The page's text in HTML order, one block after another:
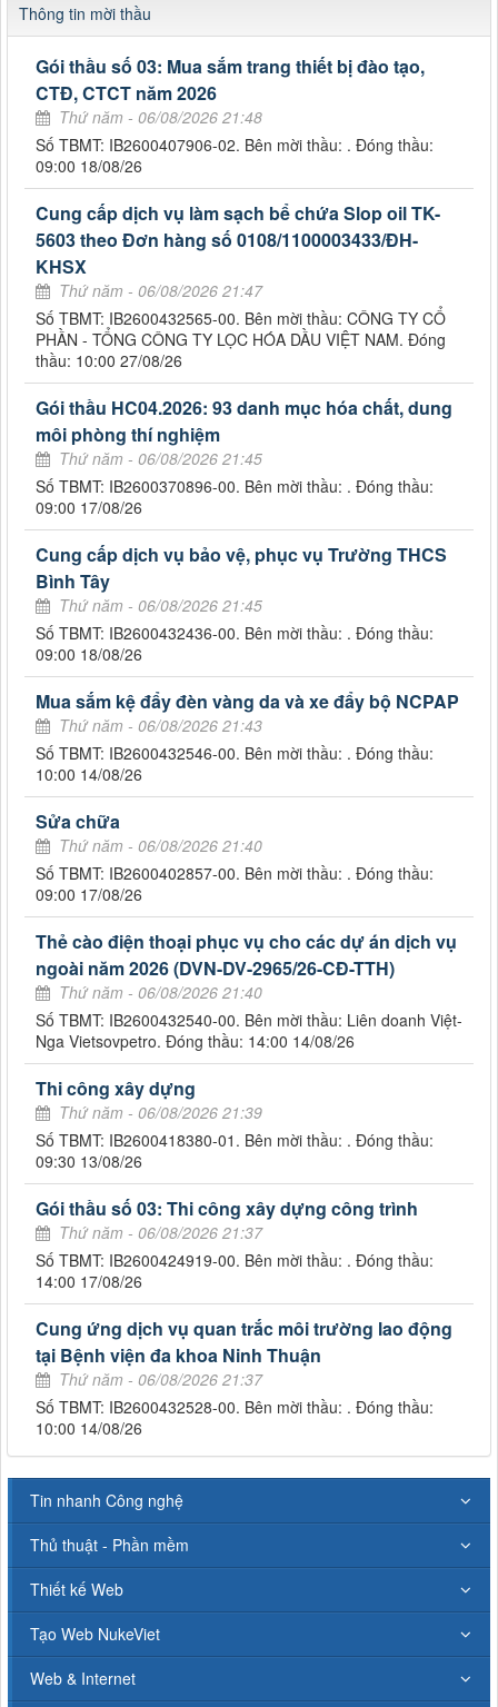
Thông tin mời thầu
Gói thầu số 03: Mua sắm trang thiết bị đào tạo,
CTĐ, CTCT năm 2026
Thứ năm - 06/08/2026 21:48
Số TBMT: IB2600407906-02. Bên mời thầu: . Đóng thầu:
09:00 18/08/26
Cung cấp dịch vụ làm sạch bể chứa Slop oil TK-
5603 theo Đơn hàng số 0108/1100003433/ĐH-
KHSX
Thứ năm - 06/08/2026 21:47
Số TBMT: IB2600432565-00. Bên mời thầu: CÔNG TY CỔ
PHẦN - TỔNG CÔNG TY LỌC HÓA DẦU VIỆT NAM. Đóng
thầu: 10:00 27/08/26
Gói thầu HC04.2026: 93 danh mục hóa chất, dung
môi phòng thí nghiệm
Thứ năm - 06/08/2026 21:45
Số TBMT: IB2600370896-00. Bên mời thầu: . Đóng thầu:
09:00 17/08/26
Cung cấp dịch vụ bảo vệ, phục vụ Trường THCS
Bình Tây
Thứ năm - 06/08/2026 21:45
Số TBMT: IB2600432436-00. Bên mời thầu: . Đóng thầu:
09:00 18/08/26
Mua sắm kệ đẩy đèn vàng da và xe đẩy bộ NCPAP
Thứ năm - 06/08/2026 21:43
Số TBMT: IB2600432546-00. Bên mời thầu: . Đóng thầu:
10:00 14/08/26
Sửa chữa
Thứ năm - 06/08/2026 21:40
Số TBMT: IB2600402857-00. Bên mời thầu: . Đóng thầu:
09:00 17/08/26
Thẻ cào điện thoại phục vụ cho các dự án dịch vụ
ngoài năm 2026 (DVN-DV-2965/26-CĐ-TTH)
Thứ năm - 06/08/2026 21:40
Số TBMT: IB2600432540-00. Bên mời thầu: Liên doanh Việt-
Nga Vietsovpetro. Đóng thầu: 14:00 14/08/26
Thi công xây dựng
Thứ năm - 06/08/2026 21:39
Số TBMT: IB2600418380-01. Bên mời thầu: . Đóng thầu:
09:30 13/08/26
Gói thầu số 03: Thi công xây dựng công trình
Thứ năm - 06/08/2026 21:37
Số TBMT: IB2600424919-00. Bên mời thầu: . Đóng thầu:
14:00 17/08/26
Cung ứng dịch vụ quan trắc môi trường lao động
tại Bệnh viện đa khoa Ninh Thuận
Thứ năm - 06/08/2026 21:37
Số TBMT: IB2600432528-00. Bên mời thầu: . Đóng thầu:
10:00 14/08/26
Tin nhanh Công nghệ
Thủ thuật - Phần mềm
Thiết kế Web
Tạo Web NukeViet
Web & Internet